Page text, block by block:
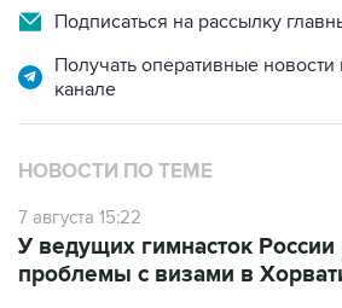
Получать оперативные
канале
НОВОСТИ ПО ТЕМЕ
7 августа 15:22
проблемы с визами в